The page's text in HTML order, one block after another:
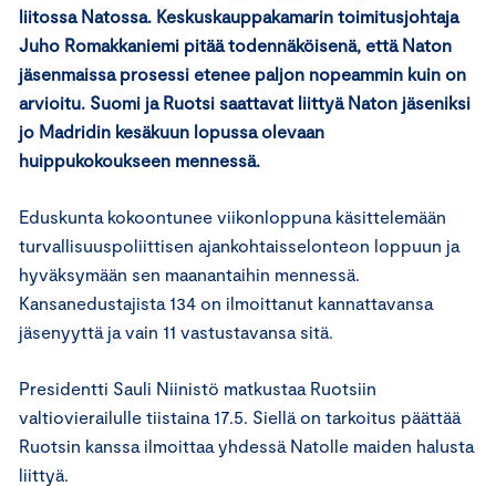
liitossa Natossa. Keskuskauppakamarin toimitusjohtaja
Juho Romakkaniemi pitää todennäköisenä, että Naton
jäsenmaissa prosessi etenee paljon nopeammin kuin on
arvioitu. Suomi ja Ruotsi saattavat liittyä Naton jäseniksi
jo Madridin kesäkuun lopussa olevaan
huippukokoukseen mennessä.
Eduskunta kokoontunee viikonloppuna käsittelemään
turvallisuuspoliittisen ajankohtaisselonteon loppuun ja
hyväksymään sen maanantaihin mennessä.
Kansanedustajista 134 on ilmoittanut kannattavansa
jäsenyyttä ja vain 11 vastustavansa sitä.
Presidentti Sauli Niinistö matkustaa Ruotsiin
valtiovierailulle tiistaina 17.5. Siellä on tarkoitus päättää
Ruotsin kanssa ilmoittaa yhdessä Natolle maiden halusta
liittyä.